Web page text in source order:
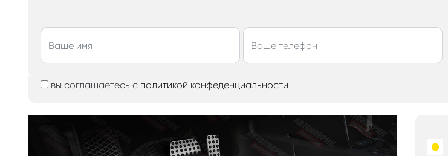
вы соглашаетесь с политикой конфеденциальности